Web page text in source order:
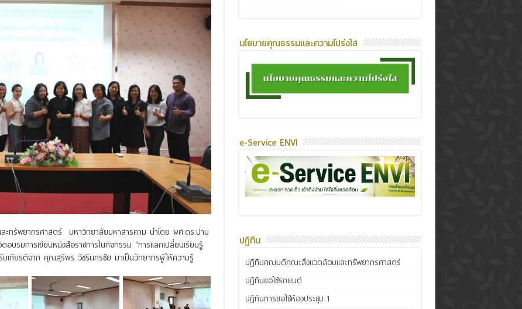
ะทรัพยากรศาสตร์ มหาวิทยาลัยมหาสารคาม นำโดย ผศ.ดร.ปาน
รมการเขียนหนังสือราชการในกิจกรรม “การแลกเปลี่ยนเรียนรู้
บเกียรติจาก คุณสุรีพร วัชรินทรชัย มาเป็นวิทยากรผู้ให้ความรู้
นโยบายคุณธรรมและความโปร่งใส
e-Service ENVI
ปฏิทิน
ปฏิทินคณบดีคณะสิ่งแวดล้อมและทรัพยากรศาสตร์
ปฏิทินขอใช้รถยนต์
ปฏิทินการขอใช้ห้องประชุม 1